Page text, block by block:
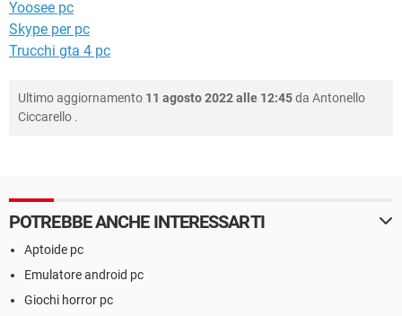
Yoosee pc
Skype per pc
Trucchi gta 4 pc
Ultimo aggiornamento 11 agosto 2022 alle 12:45da Antonello
Ciccarello .
POTREBBE ANCHE INTERESSARTI
Aptoide pc
Emulatore android pc
Giochi horror pc